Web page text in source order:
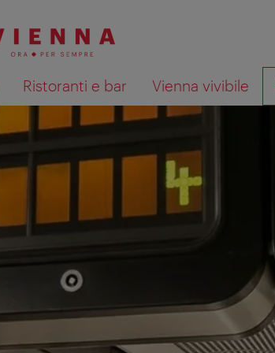
Ristoranti e bar Vienna vivibile
Mostra i risultati della ricerca sulla mappa